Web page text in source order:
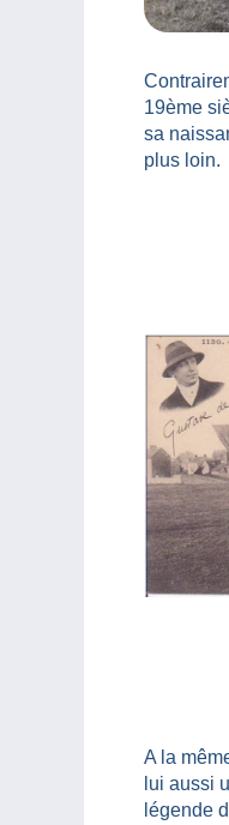
19ème
sa
plus loin.
A la
lui aussi
légende